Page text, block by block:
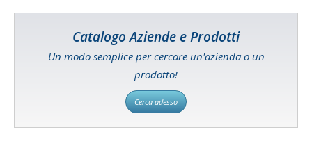
Catalogo Aziende e Prodotti
Un modo semplice per cercare un'azienda o un
prodotto!
Cerca adesso